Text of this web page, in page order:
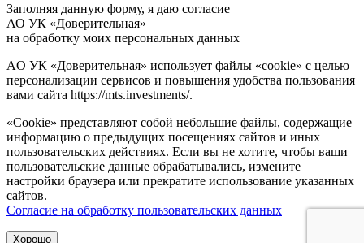
Заполняя данную форму, я даю согласие
АО УК «Доверительная»
на обработку моих персональных данных
AO УК «Доверительная» использует файлы «cookie» с целью
персонализации сервисов и повышения удобства пользования
вами сайта https://mts.investments/.
«Cookie» представляют собой небольшие файлы, содержащие
информацию о предыдущих посещениях сайтов и иных
пользовательских действиях. Если вы не хотите, чтобы ваши
пользовательские данные обрабатывались, измените
настройки браузера или прекратите использование указанных
сайтов.
Согласие на обработку пользовательских данных
Хорошо